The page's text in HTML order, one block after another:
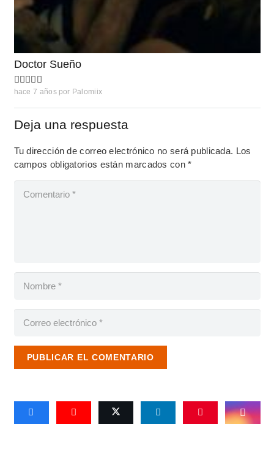
Doctor Sueño
hace 7 años por Palomiix
Deja una respuesta
Tu dirección de correo electrónico no será publicada. Los
campos obligatorios están marcados con*
PUBLICAR EL COMENTARIO